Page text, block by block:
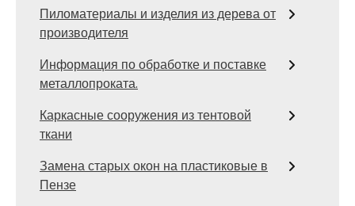
Пиломатериалы и изделия из дерева от
производителя
Информация по обработке и поставке
металлопроката.
Каркасные сооружения из тентовой
ткани
Замена старых окон на пластиковые в
Пензе